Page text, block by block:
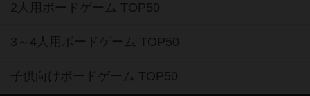
2人用ボードゲーム TOP50
3～4人用ボードゲーム TOP50
子供向けボードゲーム TOP50